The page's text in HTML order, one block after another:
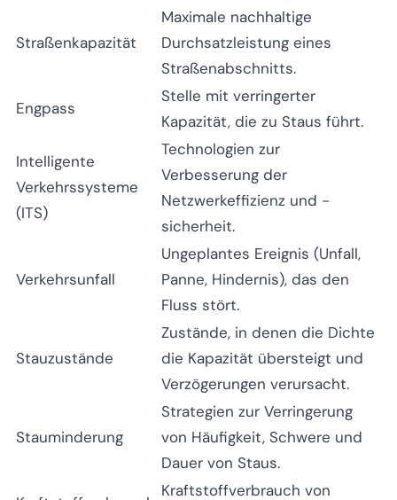
Straßenkapazität
Maximale nachhaltige
Durchsatzleistung eines
Straßenabschnitts.
Engpass
Stelle mit verringerter
Kapazität, die zu Staus führt.
Intelligente
Verkehrssysteme
(ITS)
Technologien zur
Verbesserung der
Netzwerkeffizienz und -
sicherheit.
Verkehrsunfall
Ungeplantes Ereignis (Unfall,
Panne, Hindernis), das den
Fluss stört.
Stauzustände
Zustände, in denen die Dichte
die Kapazität übersteigt und
Verzögerungen verursacht.
Stauminderung
Strategien zur Verringerung
von Häufigkeit, Schwere und
Dauer von Staus.
Kraftstoffverbrauch von